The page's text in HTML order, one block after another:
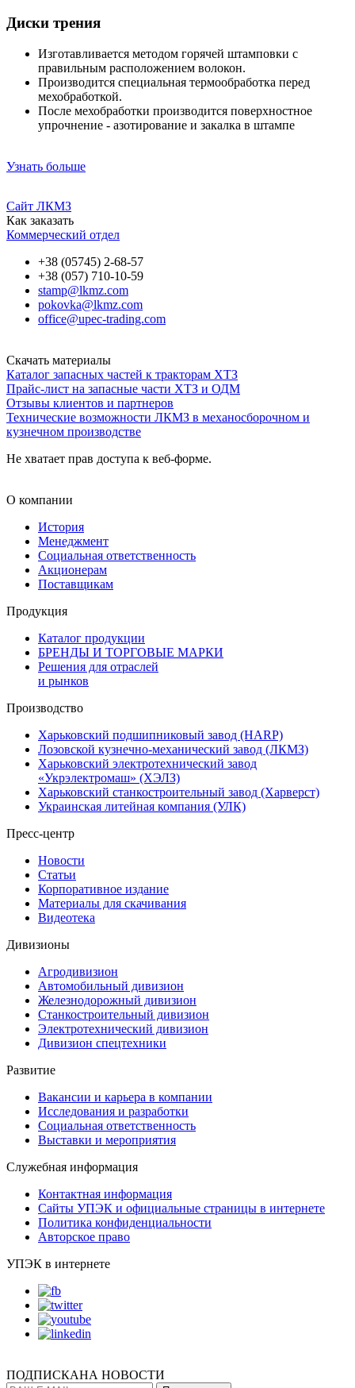
Диски трения
Изготавливается методом горячей штамповки с
правильным расположением волокон.
Производится специальная термообработка перед
мехобработкой.
После мехобработки производится поверхностное
упрочнение - азотирование и закалка в штампе
Узнать больше
Сайт ЛКМЗ
Как заказать
Коммерческий отдел
+38 (05745) 2-68-57
+38 (057) 710-10-59
stamp@lkmz.com
pokovka@lkmz.com
office@upec-trading.com
Скачать материалы
Каталог запасных частей к тракторам ХТЗ
Прайс-лист на запасные части ХТЗ и ОДМ
Отзывы клиентов и партнеров
Технические возможности ЛКМЗ в механосборочном и
кузнечном производстве
Не хватает прав доступа к веб-форме.
О компании
История
Менеджмент
Социальная ответственность
Акционерам
Поставщикам
Продукция
Каталог продукции
БРЕНДЫ И ТОРГОВЫЕ МАРКИ
Решения для отраслей
и рынков
Производство
Харьковский подшипниковый завод (HARP)
Лозовской кузнечно-механический завод (ЛКМЗ)
Харьковский электротехнический завод
«Укрэлектромаш» (ХЭЛЗ)
Харьковский станкостроительный завод (Харверст)
Украинская литейная компания (УЛК)
Пресс-центр
Новости
Статьи
Корпоративное издание
Материалы для скачивания
Видеотека
Дивизионы
Агродивизион
Автомобильный дивизион
Железнодорожный дивизион
Станкостроительный дивизион
Электротехнический дивизион
Дивизион спецтехники
Развитие
Вакансии и карьера в компании
Исследования и разработки
Социальная ответственность
Выставки и мероприятия
Служебная информация
Контактная информация
Сайты УПЭК и официальные страницы в интернете
Политика конфиденциальности
Авторское право
УПЭК в интернете
ПОДПИСКАНА НОВОСТИ